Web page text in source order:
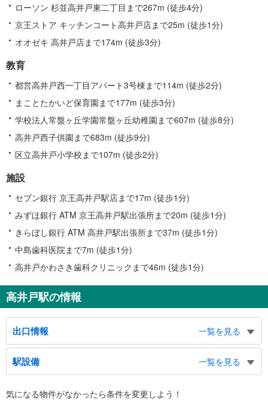
ローソン 杉並高井戸東二丁目まで267m (徒歩4分)
京王ストア キッチンコート高井戸店まで25m (徒歩1分)
オオゼキ 高井戸店まで174m (徒歩3分)
教育
都営高井戸西一丁目アパート3号棟まで114m (徒歩2分)
まことたかいど保育園まで177m (徒歩3分)
学校法人常盤ヶ丘学園常盤ヶ丘幼稚園まで607m (徒歩8分)
高井戸西子供園まで683m (徒歩9分)
区立高井戸小学校まで107m (徒歩2分)
施設
セブン銀行 京王高井戸駅店まで17m (徒歩1分)
みずほ銀行 ATM 京王高井戸駅出張所まで20m (徒歩1分)
きらぼし銀行 ATM 高井戸駅出張所まで37m (徒歩1分)
中島歯科医院まで7m (徒歩1分)
高井戸かわさき歯科クリニックまで46m (徒歩1分)
高井戸駅の情報
出口情報
一覧を見る
出口
杉並区役所高井戸区民事務所、杉並区高井戸市民センター、高井戸地域区民セ
ンター、高齢者活動支援センター、高井戸温水プール
駅設備
一覧を見る
※段差なしでの移動経路
気になる物件がなかったら条件を変更しよう！